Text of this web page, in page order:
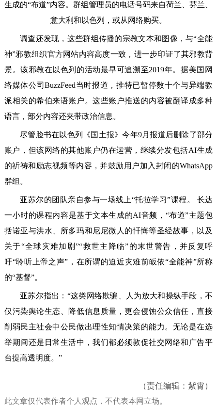
生成的“布道”内容。群组管理员的电话号码来自荷兰、芬兰、
意大利和以色列，或从网络购买。‌
调查还发现，这些群组传播的宗教文本和图像，与“全能
神”邪教组织官方网站内容高度一致，进一步印证了其邪教背
景。该邪教在以色列的活动最早可追溯至2019年。‌据美国网
络媒体公司BuzzFeed当时报道，推特已暂停数十个与异端教
派相关的希伯来语账户。这些账户推送的内容被翻译成多种
语言，部分内容还夹带政治信息。
‌尽管脸书在以色列《国土报》今年9月报道后删除了部分
账户，但该网络的其他账户仍在运营，继续分发包括AI生成
的祈祷和励志视频等内容，并鼓励用户加入封闭的WhatsApp
群组。
‌亚苏尔的团队亲自参与一场线上“托拉学习”课程。‌ 长达
一小时的课程内容是基于文本生成的AI音频，“布道”主题包
括诺亚与洪水、所多玛和尼尼微人的忏悔等圣经故事，以及
关于“全球灾难加剧”“救世主降临”的末世警告，并反复呼
吁“聆听上帝之声”，在所谓的迫近灾难前皈依“全能神”所称
的“基督”。
亚苏尔指出：“这类网络欺骗、人为放大和操纵手段，不
仅污染舆论生态、降低信息质量，更会侵蚀公众信任，直接
削弱民主社会中公民做出理性知情决策的能力。无论是在选
举期间还是日常生活中，我们都必须敦促社交网络和广告平
台提高透明度。”
（责任编辑：紫霄）
此文章仅代表作者个人观点，不代表本网立场。